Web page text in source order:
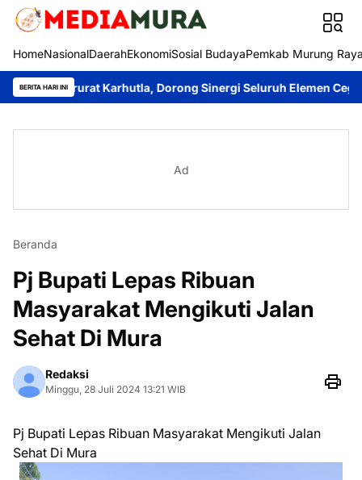
HomeNasionalDaerahEkonomiSosial BudayaPemkab Murung
BERITA HARI INI
Karhutla, Dorong Sinergi Seluruh Elemen Cegah Bencana
Ad
Beranda
Pj Bupati Lepas Ribuan
Masyarakat Mengikuti Jalan
Sehat Di Mura
Redaksi
Minggu, 28 Juli 2024 13:21 WIB
Pj Bupati Lepas Ribuan Masyarakat Mengikuti Jalan
Sehat Di Mura